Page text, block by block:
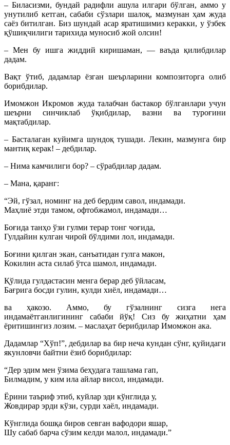
– Биласизми, бундай радифли ашула илгари бўлган, аммо у
унутилиб кетган, сабаби сўзлари шалоқ, мазмунан ҳам жуда
саёз битилган. Биз шундай асар яратишимиз керакки, у ўзбек
қўшиқчилиги тарихида муносиб жой олсин!
– Мен бу ишга жиддий киришаман, — ваъда қилибдилар
дадам.
Вақт ўтиб, дадамлар ёзган шеърларини композиторга олиб
борибдилар.
Имомжон Икромов жуда талабчан бастакор бўлганлари учун
шеърни синчиклаб ўқибдилар, вазни ва туроғини
мақтабдилар.
– Басталаган куйимга шундоқ тушади. Лекин, мазмунга бир
мантиқ керак! – дебдилар.
– Нима камчилиги бор? – сўрабдилар дадам.
– Мана, қаранг:
“Эй, гўзал, номинг на деб бердим савол, индамади.
Маҳлиё этди тамом, офтобжамол, индамади…
Боғида танҳо ўзи гулми терар тонг чоғида,
Гулдайин кулган чирой бўлдими лол, индамади.
Боғини қилган экан, санъатидан гулга макон,
Кокилин аста силаб ўтса шамол, индамади.
Қўлида гулдастасин менга берар деб ўйласам,
Бағрига босди гулин, кулди хиёл, индамади…
ва ҳакозо. Аммо, бу гўзалнинг сизга нега
индамаётганлигининг сабаби йўқ! Сиз бу жиҳатни ҳам
ёритишингиз лозим. – маслаҳат берибдилар Имомжон ака.
Дадамлар “Хўп!”, дебдилар ва бир неча кундан сўнг, қуйидаги
якунловчи байтни ёзиб борибдилар:
“Дер эдим мен ўзима беҳудага ташлама гап,
Билмадим, у ким ила айлар висол, индамади.
Ёрини таъриф этиб, куйлар эди кўнглида у,
Жовдирар эрди кўзи, сурди хаёл, индамади.
Кўнглида бошқа биров севган вафодори яшар,
Шу сабаб барча сўзим келди малол, индамади.”